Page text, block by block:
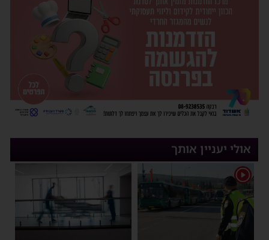
אולי יעניין אותך